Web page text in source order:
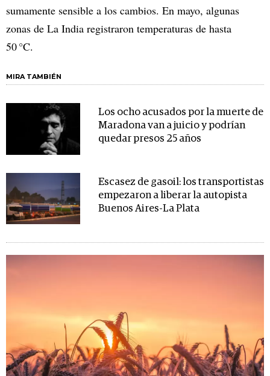
sumamente sensible a los cambios. En mayo, algunas
zonas de La India registraron temperaturas de hasta
50 °C.
MIRA TAMBIÉN
Los ocho acusados por la muerte de
Maradona van a juicio y podrían
quedar presos 25 años
Escasez de gasoil: los transportistas
empezaron a liberar la autopista
Buenos Aires-La Plata